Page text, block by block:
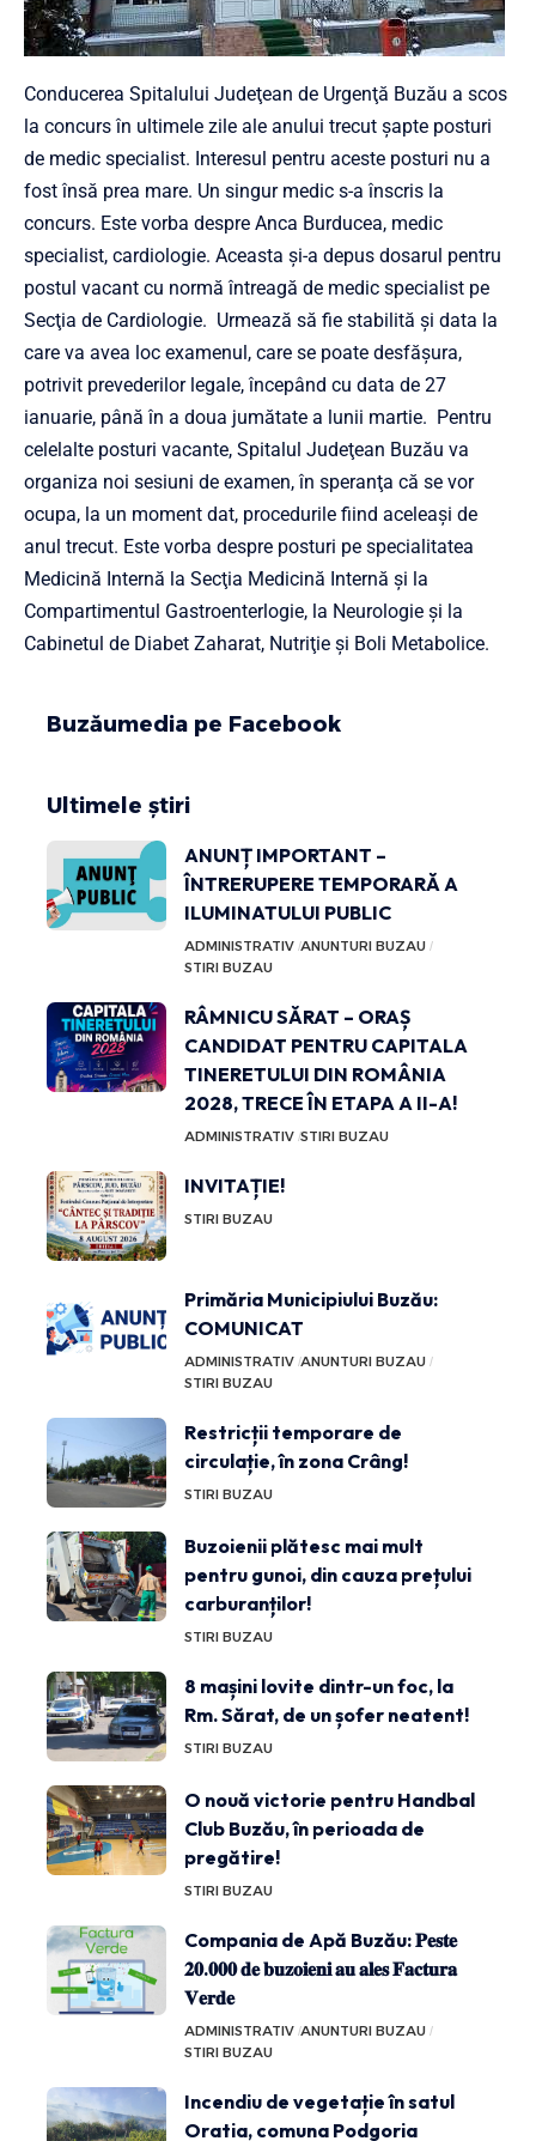
Conducerea Spitalului Judeţean de Urgenţă Buzău a scos
la concurs în ultimele zile ale anului trecut şapte posturi
de medic specialist. Interesul pentru aceste posturi nu a
fost însă prea mare. Un singur medic s-a înscris la
concurs. Este vorba despre Anca Burducea, medic
specialist, cardiologie. Aceasta şi-a depus dosarul pentru
postul vacant cu normă întreagă de medic specialist pe
Secţia de Cardiologie. Urmează să fie stabilită şi data la
care va avea loc examenul, care se poate desfăşura,
potrivit prevederilor legale, începând cu data de 27
ianuarie, până în a doua jumătate a lunii martie. Pentru
celelalte posturi vacante, Spitalul Judeţean Buzău va
organiza noi sesiuni de examen, în speranţa că se vor
ocupa, la un moment dat, procedurile fiind aceleaşi de
anul trecut. Este vorba despre posturi pe specialitatea
Medicină Internă la Secţia Medicină Internă şi la
Compartimentul Gastroenterlogie, la Neurologie şi la
Cabinetul de Diabet Zaharat, Nutriţie şi Boli Metabolice.
Buzăumedia pe Facebook
Ultimele știri
ANUNȚ IMPORTANT –
ÎNTRERUPERE TEMPORARĂ A
ILUMINATULUI PUBLIC
ADMINISTRATIV ANUNTURI BUZAU
STIRI BUZAU
RÂMNICU SĂRAT – ORAȘ
CANDIDAT PENTRU CAPITALA
TINERETULUI DIN ROMÂNIA
2028, TRECE ÎN ETAPA A II-A!
ADMINISTRATIV STIRI BUZAU
INVITAȚIE!
STIRI BUZAU
Primăria Municipiului Buzău:
COMUNICAT
ADMINISTRATIV ANUNTURI BUZAU
STIRI BUZAU
Restricții temporare de
circulație, în zona Crâng!
STIRI BUZAU
Buzoienii plătesc mai mult
pentru gunoi, din cauza prețului
carburanților!
STIRI BUZAU
8 mașini lovite dintr-un foc, la
Rm. Sărat, de un șofer neatent!
STIRI BUZAU
O nouă victorie pentru Handbal
Club Buzău, în perioada de
pregătire!
STIRI BUZAU
Compania de Apă Buzău: 𝐏𝐞𝐬𝐭𝐞
𝟐𝟎.𝟎𝟎𝟎 𝐝𝐞 𝐛𝐮𝐳𝐨𝐢𝐞𝐧𝐢 𝐚𝐮 𝐚𝐥𝐞𝐬 𝐅𝐚𝐜𝐭𝐮𝐫𝐚
𝐕𝐞𝐫𝐝𝐞
ADMINISTRATIV ANUNTURI BUZAU
STIRI BUZAU
Incendiu de vegetație în satul
Oratia, comuna Podgoria